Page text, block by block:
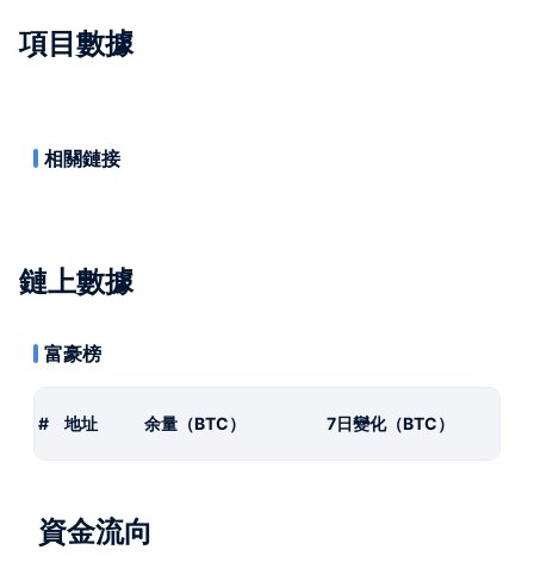
項目數據
相關鏈接
鏈上數據
富豪榜
# 地址 余量（BTC） 7日變化（BTC）
資金流向